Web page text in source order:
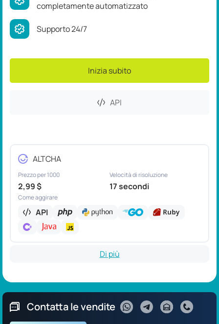
completamente automatizzato
Supporto 24/7
Inizia subito
API
ALTCHA
Prezzo per 1000
2,99 $
Velocità di risoluzione
17 secondi
Come aggirare
API
Di più
Contatta le vendite